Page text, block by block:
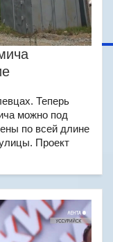
Теперь
можно под
по всей длине
Проект